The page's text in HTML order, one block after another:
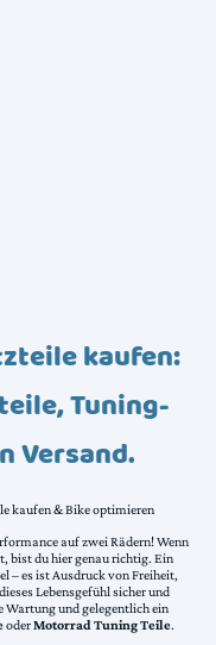
kaufen:
Tuning-
Versand.
kaufen & Bike optimieren
auf zwei Rädern! Wenn
bist du hier genau richtig. Ein
– es ist Ausdruck von Freiheit,
Lebensgefühl sicher und
und gelegentlich ein
oderMotorrad Tuning Teile.